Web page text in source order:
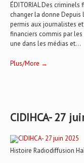
ÉDITORIAL Des
changer la donne
permis aux journalistes
financiers commis par
une dans les médias et...
Plus/More →
CIDIHCA- 27
Histoire Radiodiffusion